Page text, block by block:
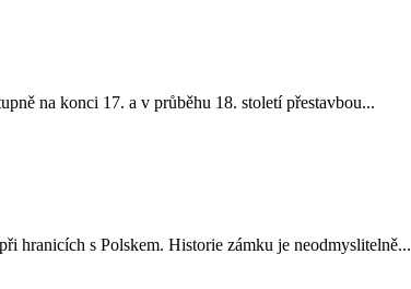
na konci 17. a v průběhu 18. století přestavbou...
hranicích s Polskem. Historie zámku je neodmyslitelně...